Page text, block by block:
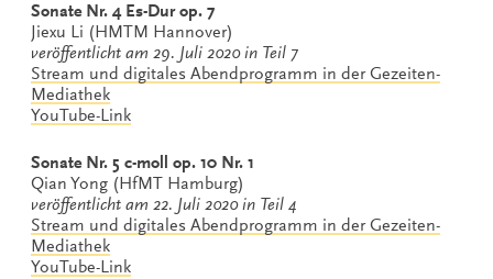
Sonate Nr. 4 Es-Dur op. 7
Jiexu Li (HMTM Hannover)
veröffentlicht am 29. Juli 2020 in Teil 7
Stream und digitales Abendprogramm in der Gezeiten-
Mediathek
YouTube-Link
Sonate Nr. 5 c-moll op. 10 Nr. 1
Qian Yong (HfMT Hamburg)
veröffentlicht am 22. Juli 2020 in Teil 4
Stream und digitales Abendprogramm in der Gezeiten-
Mediathek
YouTube-Link